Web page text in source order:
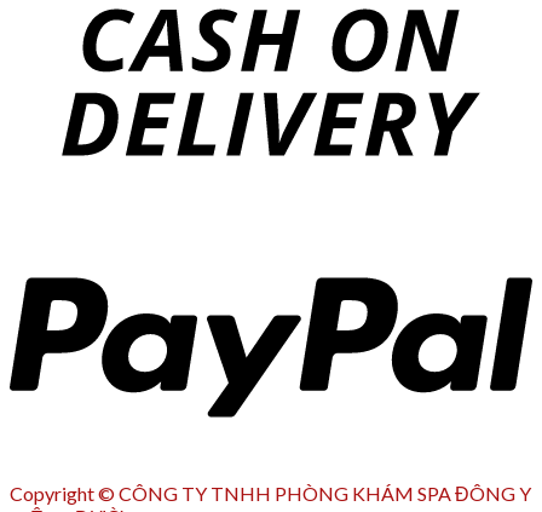
Copyright © CÔNG TY TNHH PHÒNG KHÁM SPA ĐÔNG Y